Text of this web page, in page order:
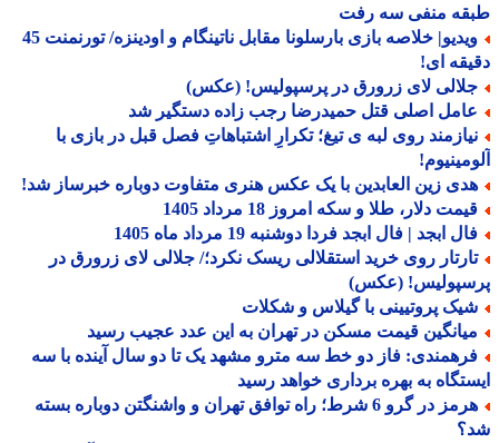
منفی سه رفت
ویدیو| خلاصه بازی بارسلونا مقابل ناتینگام و اودینزه/ تورنمنت 45
ای!
لای زرورق در پرسپولیس! (عکس)
اصلی قتل حمیدرضا رجب زاده دستگیر شد
روی لبه ی تیغ؛ تکرارِ اشتباهاتِ فصل قبل در بازی با
زین العابدین با یک عکس هنری متفاوت دوباره خبرساز شد!
دلار، طلا و سکه امروز 18 مرداد 1405
ابجد | فال ابجد فردا دوشنبه 19 مرداد ماه 1405
روی خرید استقلالی ریسک نکرد؛/ جلالی لای زرورق در
(عکس)
پروتیینی با گیلاس و شکلات
قیمت مسکن در تهران به این عدد عجیب رسید
فاز دو خط سه مترو مشهد یک تا دو سال آینده با سه
به بهره برداری خواهد رسید
هرمز در گرو 6 شرط؛ راه توافق تهران و واشنگتن دوباره بسته